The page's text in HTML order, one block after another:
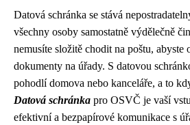
Datová schránka se stává
všechny osoby samostatně výdělečně
nemusíte složitě chodit na poštu, abyste
dokumenty na úřady. S datovou
pohodlí domova nebo kanceláře, a to
Datová schránka pro OSVČ je vaší
efektivní a bezpapírové komunikace s